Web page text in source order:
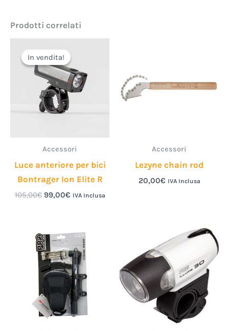
Prodotti correlati
In vendita!
In vendita!
Accessori
Luce anteriore per bici
Bontrager Ion Elite R
105,00€
prezzo
originale
era:
105,00€.
99,00€
prezzo
attuale
è:
99,00€.
IVA Inclusa
Accessori
Lezyne chain rod
20,00€ IVA Inclusa